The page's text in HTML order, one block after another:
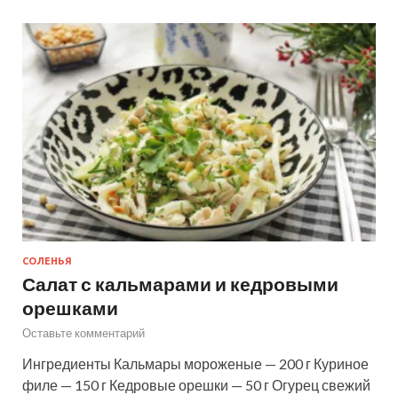
СОЛЕНЬЯ
Салат с кальмарами и кедровыми
орешками
Оставьте комментарий
Ингредиенты Кальмары мороженые — 200 г Куриное
филе — 150 г Кедровые орешки — 50 г Огурец свежий